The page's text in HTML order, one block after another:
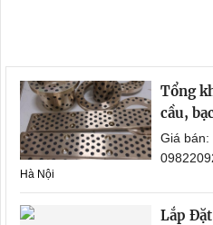
Tổng
cầu,
Giá
Hà Nội
Lắp